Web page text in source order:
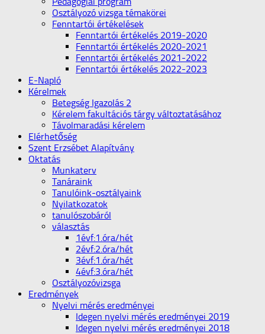
Osztályozó vizsga témakörei
Fenntartói értékelések
Fenntartói értékelés 2019-2020
Fenntartói értékelés 2020-2021
Fenntartói értékelés 2021-2022
Fenntartói értékelés 2022-2023
E-Napló
Kérelmek
Betegség Igazolás 2
Kérelem fakultációs tárgy változtatásához
Távolmaradási kérelem
Elérhetőség
Szent Erzsébet Alapítvány
Oktatás
Munkaterv
Tanáraink
Tanulóink-osztályaink
Nyilatkozatok
tanulószobáról
választás
1évf:1.óra/hét
2évf:2.óra/hét
3évf:1.óra/hét
4évf:3.óra/hét
Osztályozóvizsga
Eredmények
Nyelvi mérés eredményei
Idegen nyelvi mérés eredményei 2019
Idegen nyelvi mérés eredményei 2018